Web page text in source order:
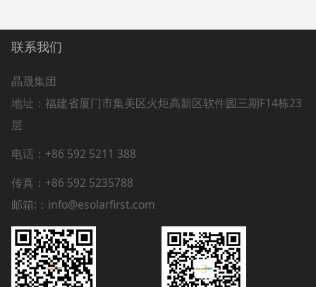
联系我们
晶晟集团
地址： 福建省厦门市集美区火炬高新区软件园三期F14栋23
层
电话：+86 592 5211 388
传真：+86 592 5235788
邮箱:：info@esolarfirst.com